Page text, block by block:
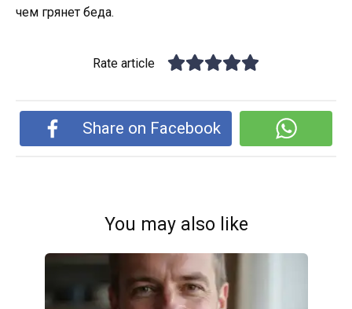
чем грянет беда.
Rate article
Share on Facebook
You may also like